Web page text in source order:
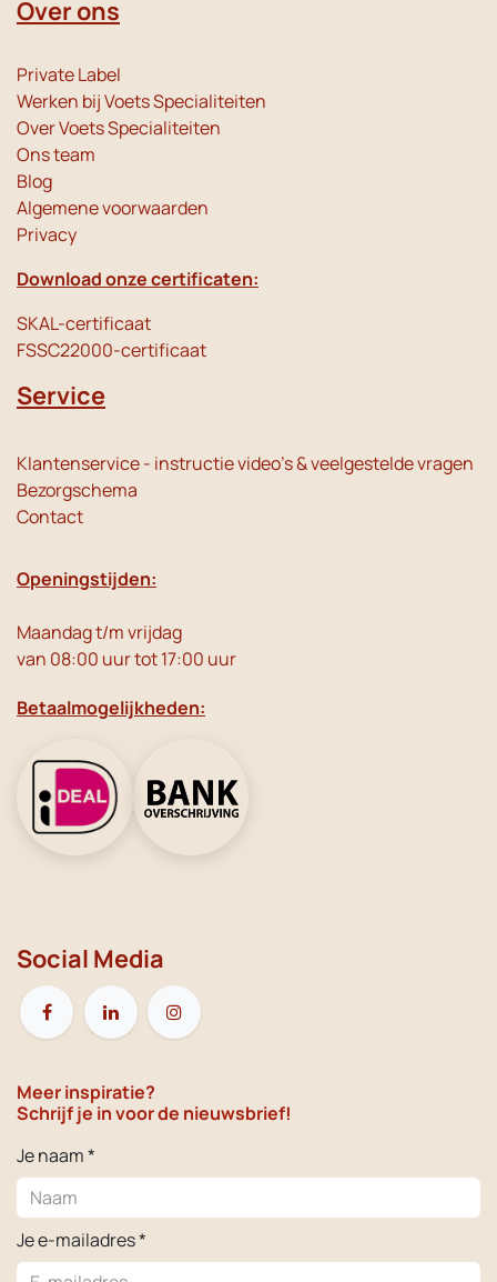
Over ons
Private Label
Werken bij Voets Specialiteiten
Over Voets Specialiteiten
Ons team
Blog
Algemene voorwaarden
Privacy
Download onze certificaten:
SKAL-certificaat
FSSC22000-certificaat
Service
Klantenservice - instructie video's & veelgestelde vragen
Bezorgschema
Contact
Openingstijden:
Maandag t/m vrijdag
van 08:00 uur tot 17:00 uur
Betaalmogelijkheden:
Social Media
Meer inspiratie?
Schrijf je in voor de nieuwsbrief!
Je naam *
Je e-mailadres *